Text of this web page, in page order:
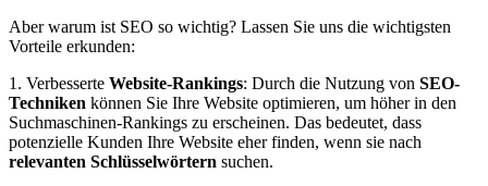
Aber warum ist SEO so wichtig? Lassen Sie uns die wichtigsten
Vorteile erkunden:
1. Verbesserte Website-Rankings: Durch die Nutzung von SEO-
Techniken können Sie Ihre Website optimieren, um höher in den
Suchmaschinen-Rankings zu erscheinen. Das bedeutet, dass
potenzielle Kunden Ihre Website eher finden, wenn sie nach
relevanten Schlüsselwörtern suchen.